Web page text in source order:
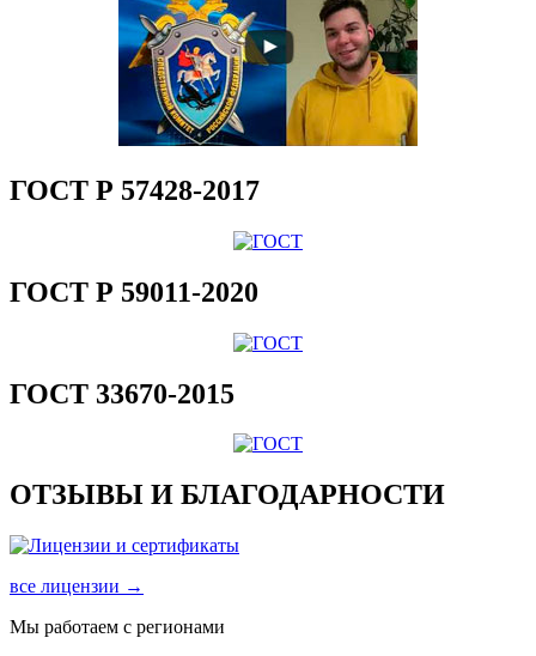
ГОСТ Р 57428-2017
ГОСТ Р 59011-2020
ГОСТ 33670-2015
ОТЗЫВЫ И БЛАГОДАРНОСТИ
все лицензии →
Мы работаем с регионами